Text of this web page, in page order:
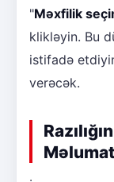
"Məxfilik
klikləyin. Bu
istifadə
verəcək.